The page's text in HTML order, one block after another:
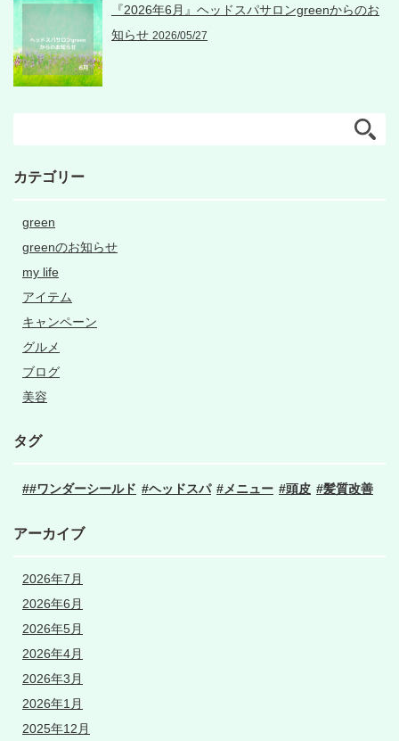
『2026年6月』ヘッドスパサロンgreenからのお
知らせ 2026/05/27
カテゴリー
green
greenのお知らせ
my life
アイテム
キャンペーン
グルメ
ブログ
美容
タグ
#ワンダーシールド ヘッドスパ メニュー 頭皮 髪質改善
アーカイブ
2026年7月
2026年6月
2026年5月
2026年4月
2026年3月
2026年1月
2025年12月